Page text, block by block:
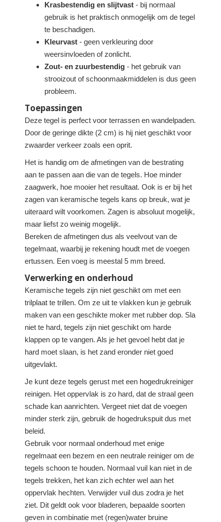
Krasbestendig en slijtvast - bij normaal
gebruik is het praktisch onmogelijk om de tegel
te beschadigen.
Kleurvast - geen verkleuring door
weersinvloeden of zonlicht.
Zout- en zuurbestendig - het gebruik van
strooizout of schoonmaakmiddelen is dus geen
probleem.
Toepassingen
Deze tegel is perfect voor terrassen en wandelpaden.
Door de geringe dikte (2 cm) is hij niet geschikt voor
zwaarder verkeer zoals een oprit.
Het is handig om de afmetingen van de bestrating
aan te passen aan die van de tegels. Hoe minder
zaagwerk, hoe mooier het resultaat. Ook is er bij het
zagen van keramische tegels kans op breuk, wat je
uiteraard wilt voorkomen. Zagen is absoluut mogelijk,
maar liefst zo weinig mogelijk.
Bereken de afmetingen dus als veelvout van de
tegelmaat, waarbij je rekening houdt met de voegen
ertussen. Een voeg is meestal 5 mm breed.
Verwerking en onderhoud
Keramische tegels zijn niet geschikt om met een
trilplaat te trillen. Om ze uit te vlakken kun je gebruik
maken van een geschikte moker met rubber dop. Sla
niet te hard, tegels zijn niet geschikt om harde
klappen op te vangen. Als je het gevoel hebt dat je
hard moet slaan, is het zand eronder niet goed
uitgevlakt.
Je kunt deze tegels gerust met een hogedrukreiniger
reinigen. Het oppervlak is zo hard, dat de straal geen
schade kan aanrichten. Vergeet niet dat de voegen
minder sterk zijn, gebruik de hogedrukspuit dus met
beleid.
Gebruik voor normaal onderhoud met enige
regelmaat een bezem en een neutrale reiniger om de
tegels schoon te houden. Normaal vuil kan niet in de
tegels trekken, het kan zich echter wel aan het
oppervlak hechten. Verwijder vuil dus zodra je het
ziet. Dit geldt ook voor bladeren, bepaalde soorten
geven in combinatie met (regen)water bruine